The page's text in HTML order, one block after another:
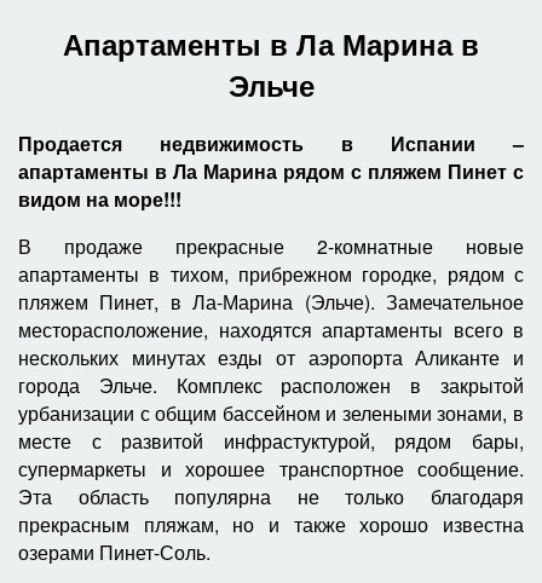
Апартаменты в Ла Марина в
Эльче
Продается недвижимость в Испании –
апартаменты в Ла Марина рядом с пляжем Пинет с
видом на море!!!
В продаже прекрасные 2-комнатные новые
апартаменты в тихом, прибрежном городке, рядом с
пляжем Пинет, в Ла-Марина (Эльче). Замечательное
месторасположение, находятся апартаменты всего в
нескольких минутах езды от аэропорта Аликанте и
города Эльче. Комплекс расположен в закрытой
урбанизации с общим бассейном и зелеными зонами, в
месте с развитой инфрастуктурой, рядом бары,
супермаркеты и хорошее транспортное сообщение.
Эта область популярна не только благодаря
прекрасным пляжам, но и также хорошо известна
озерами Пинет-Соль.